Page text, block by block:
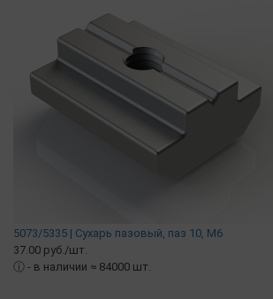
5073/5335 | Сухарь пазовый, паз 10, М6
37.00 руб./шт.
ⓘ - в наличии ≈ 84000 шт.